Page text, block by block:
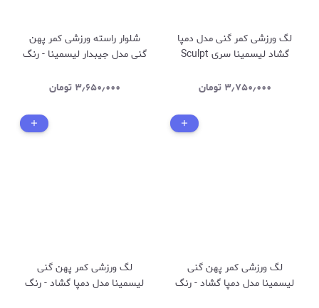
لگ ورزشی کمر گنی مدل دمپا
گشاد لیسمینا سری Sculpt
مشکی کد 1265
۳٫۷۵۰٫۰۰۰ تومان
شلوار راسته ورزشی کمر پهن
گنی مدل جیبدار لیسمینا - رنگ
۳٫۶۵۰٫۰۰۰ تومان
لگ ورزشی کمر پهن گنی
لیسمینا مدل دمپا گشاد - رنگ
لگ ورزشی کمر پهن گنی
لیسمینا مدل دمپا گشاد - رنگ